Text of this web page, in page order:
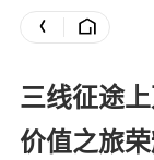
三线征途
价值之旅